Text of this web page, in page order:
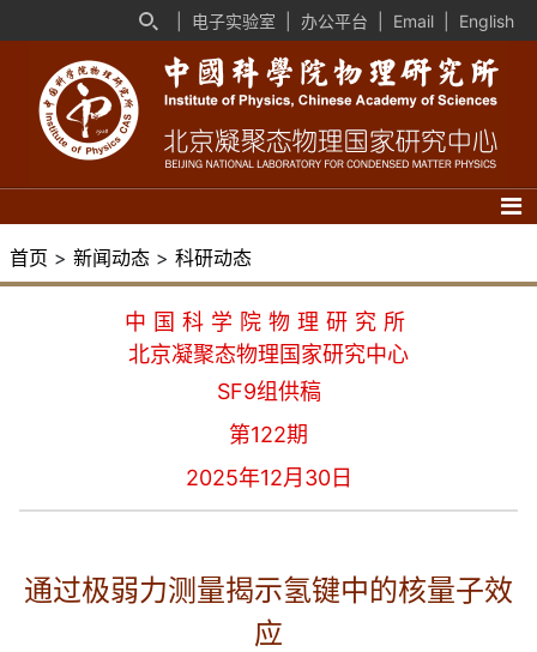
电子实验室 办公平台 Email English
首页 > 新闻动态 > 科研动态
中国科学院物理研究所
北京凝聚态物理国家研究中心
SF9组供稿
第122期
2025年12月30日
通过极弱力测量揭示氢键中的核量子效
应